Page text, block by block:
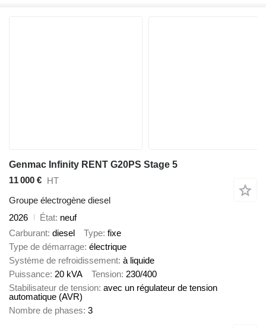
Genmac Infinity RENT G20PS Stage 5
11 000 €
HT
Groupe électrogène diesel
2026
État neuf
Carburant diesel Type fixe
Type de démarrage électrique
Système de refroidissement à liquide
Puissance 20 kVA Tension 230/400
Stabilisateur de tension avec un régulateur de tension
automatique (AVR)
Nombre de phases 3